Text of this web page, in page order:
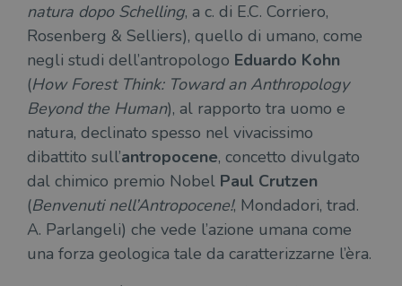
natura dopo Schelling, a c. di E.C. Corriero,
Rosenberg & Selliers), quello di umano, come
negli studi dell’antropologo Eduardo Kohn
(How Forest Think: Toward an Anthropology
Beyond the Human), al rapporto tra uomo e
natura, declinato spesso nel vivacissimo
dibattito sull’antropocene, concetto divulgato
dal chimico premio Nobel Paul Crutzen
(Benvenuti nell’Antropocene!, Mondadori, trad.
A. Parlangeli) che vede l’azione umana come
una forza geologica tale da caratterizzarne l’èra.